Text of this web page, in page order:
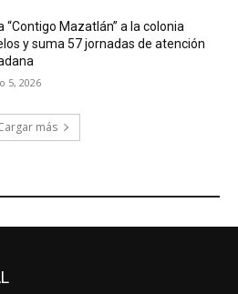
“Contigo Mazatlán” a la colonia
y suma 57 jornadas de atención
5, 2026
más